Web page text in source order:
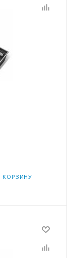
КОРЗИНУ